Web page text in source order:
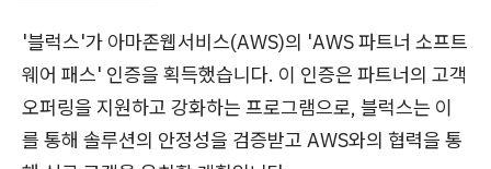
'블럭스'가 아마존웹서비스(AWS)의 'AWS 파트너 소프트
웨어 패스' 인증을 획득했습니다. 이 인증은 파트너의 고객
오퍼링을 지원하고 강화하는 프로그램으로, 블럭스는 이
를 통해 솔루션의 안정성을 검증받고 AWS와의 협력을 통